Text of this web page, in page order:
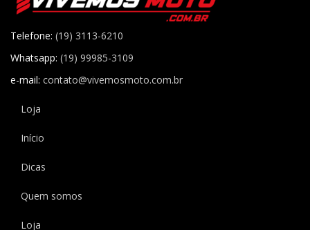
Telefone: (19) 3113-6210
Whatsapp: (19) 99985-3109
e-mail: contato@vivemosmoto.com.br
Loja
Início
Dicas
Quem somos
Loja